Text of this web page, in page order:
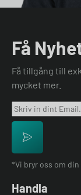
Få
Få tillgång till
mycket mer.
*Vi bryr oss om din
Handla